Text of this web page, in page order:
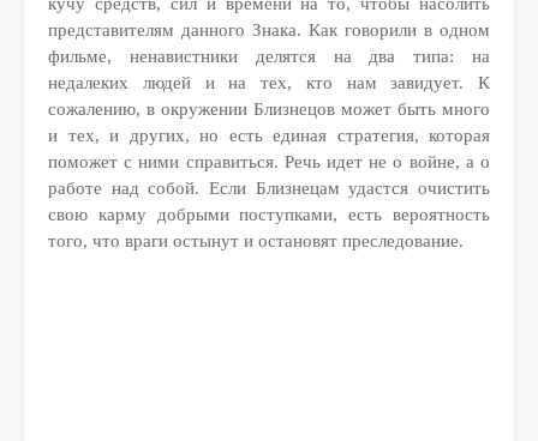
представителям данного Знака. Как говорили в одном
фильме, ненавистники делятся на два типа: на
недалеких людей и на тех, кто нам завидует. К
сожалению, в окружении Близнецов может быть много
и тех, и других, но есть единая стратегия, которая
поможет с ними справиться. Речь идет не о войне, а о
работе над собой. Если Близнецам удастся очистить
свою карму добрыми поступками, есть вероятность
того, что враги остынут и остановят преследование.